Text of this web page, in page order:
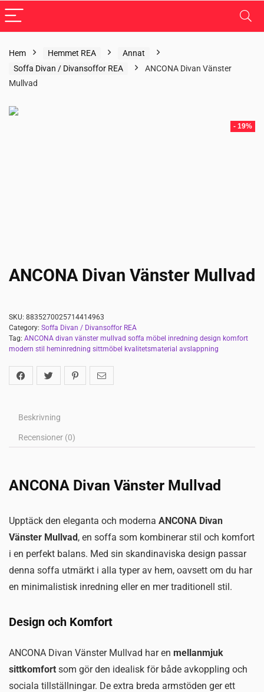
Hem Hemmet REA
Annat
Soffa Divan / Divansoffor REA
ANCONA Divan Vänster
Mullvad
- 19%
ANCONA Divan Vänster Mullvad
SKU: 8835270025714414963
Category: Soffa Divan / Divansoffor REA
Tag: ANCONA divan vänster mullvad soffa möbel inredning design komfort
modern stil heminredning sittmöbel kvalitetsmaterial avslappning
Beskrivning
Recensioner (0)
ANCONA Divan Vänster Mullvad
Upptäck den eleganta och moderna ANCONA Divan
Vänster Mullvad, en soffa som kombinerar stil och komfort
i en perfekt balans. Med sin skandinaviska design passar
denna soffa utmärkt i alla typer av hem, oavsett om du har
en minimalistisk inredning eller en mer traditionell stil.
Design och Komfort
ANCONA Divan Vänster Mullvad har en mellanmjuk
sittkomfort som gör den idealisk för både avkoppling och
sociala tillställningar. De extra breda armstöden ger ett